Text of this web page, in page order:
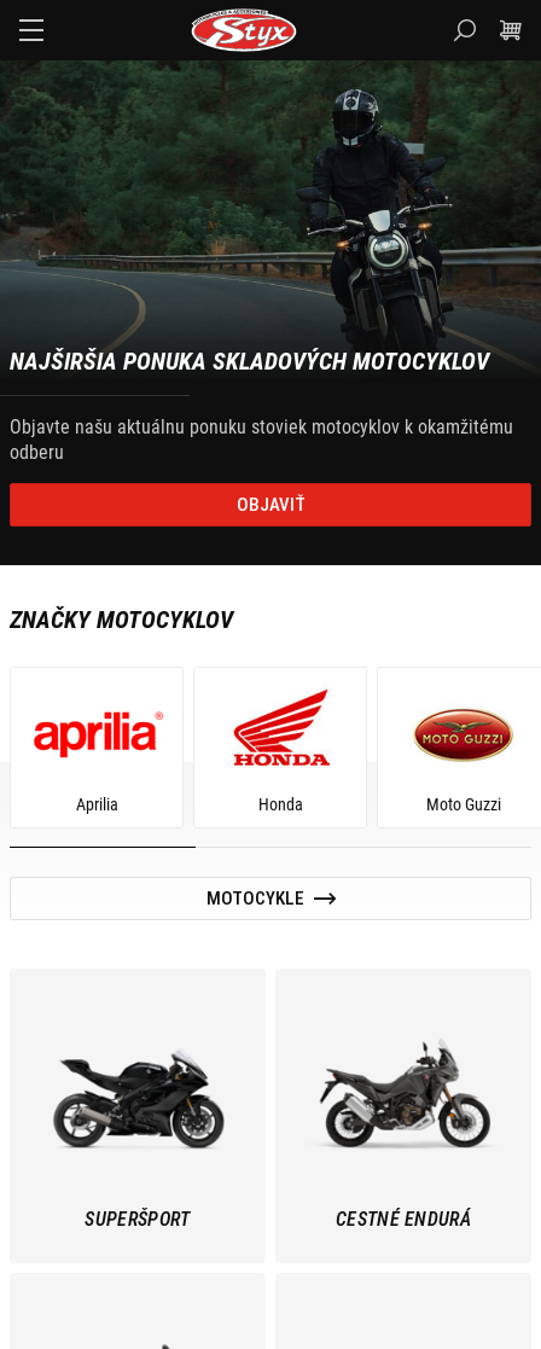
NAJŠIRŠIA PONUKA SKLADOVÝCH MOTOCYKLOV
Objavte našu aktuálnu ponuku stoviek motocyklov k okamžitému
odberu
OBJAVIŤ
ZNAČKY MOTOCYKLOV
Aprilia Honda Moto Guzzi
MOTOCYKLE
SUPERŠPORT CESTNÉ ENDURÁ